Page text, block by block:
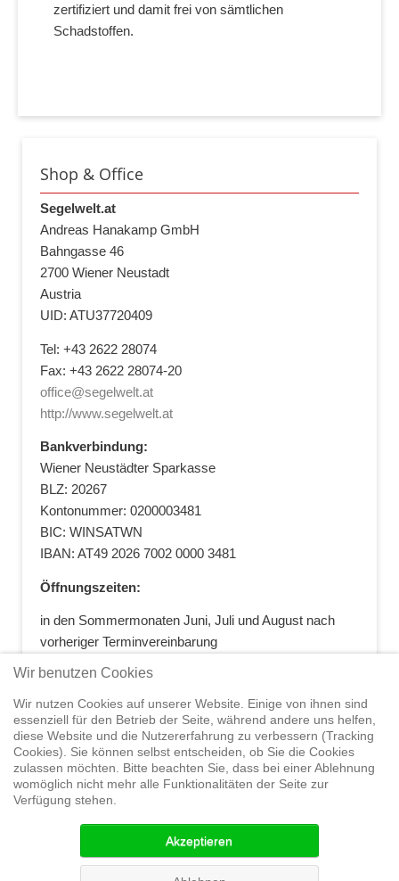
zertifiziert und damit frei von sämtlichen
Schadstoffen.
Shop & Office
Segelwelt.at
Andreas Hanakamp GmbH
Bahngasse 46
2700 Wiener Neustadt
Austria
UID: ATU37720409
Tel: +43 2622 28074
Fax: +43 2622 28074-20
office@segelwelt.at
http://www.segelwelt.at
Bankverbindung:
Wiener Neustädter Sparkasse
BLZ: 20267
Kontonummer: 0200003481
BIC: WINSATWN
IBAN: AT49 2026 7002 0000 3481
Öffnungszeiten:
in den Sommermonaten Juni, Juli und August nach
vorheriger Terminvereinbarung
Home Shop Trainings Segeltörns Service
Elvstrøm
Sails Yachthandel Sicherheit auf
© 2015 Segelwelt
Wir benutzen Cookies
Wir nutzen Cookies auf unserer Website. Einige von ihnen sind
essenziell für den Betrieb der Seite, während andere uns helfen,
diese Website und die Nutzererfahrung zu verbessern (Tracking
Cookies). Sie können selbst entscheiden, ob Sie die Cookies
zulassen möchten. Bitte beachten Sie, dass bei einer Ablehnung
womöglich nicht mehr alle Funktionalitäten der Seite zur
Verfügung stehen.
Akzeptieren